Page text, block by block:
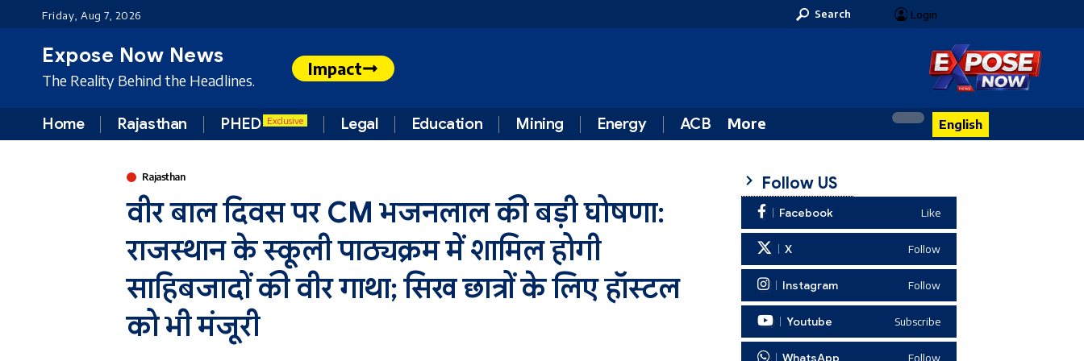
Friday, Aug 7, 2026 Search Login
Expose Now News
The Reality Behind the Headlines.
Impact
Home Rajasthan PHED Exclusive Legal Education Mining Energy ACB More English
Rajasthan
वीर बाल दिवस पर CM भजनलाल की बड़ी घोषणा:
राजस्थान के स्कूली पाठ्यक्रम में शामिल होगी
साहिबजादों की वीर गाथा; सिख छात्रों के लिए हॉस्टल
को भी मंजूरी
Follow US
Facebook Like
X Follow
Instagram Follow
Youtube Subscribe
WhatsApp Follow